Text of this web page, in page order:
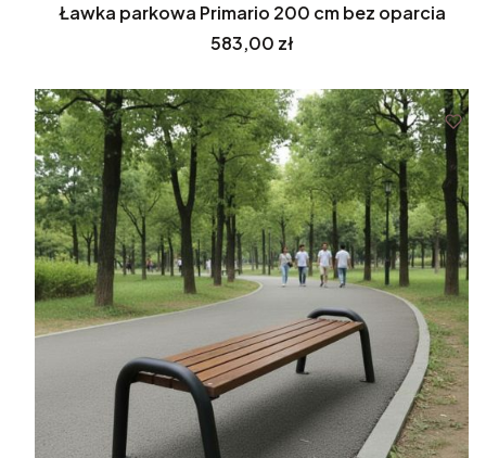
Ławka parkowa Primario 200 cm bez oparcia
Cena
583,00 zł